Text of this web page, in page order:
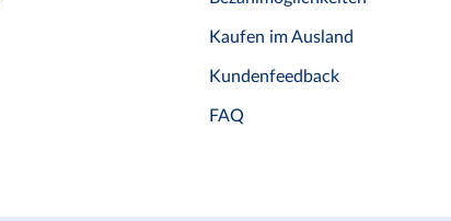
Kaufen im Ausland
Kundenfeedback
FAQ